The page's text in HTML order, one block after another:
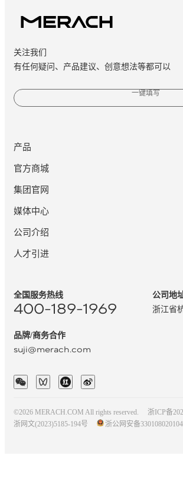
关注我们
有任何疑问、产品建议、创意想法等都可以
一键填写
产品
官方商城
集团官网
媒体中心
公司介绍
人才引进
全国服务热线
400-189-1969
品牌/商务合作
suji@merach.com
公司地
浙江省
©2026 MERACH.COM All rights reserved.
浙ICP备
浙网文(2023)5185-194号
浙公网安备